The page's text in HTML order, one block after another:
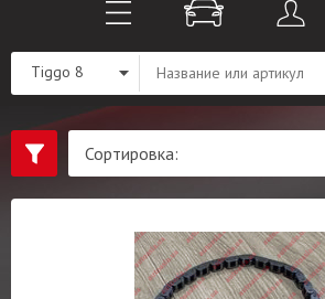
Tiggo 8